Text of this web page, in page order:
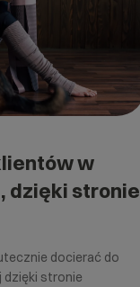
w
dzięki stronie
docierać do
dzięki stronie